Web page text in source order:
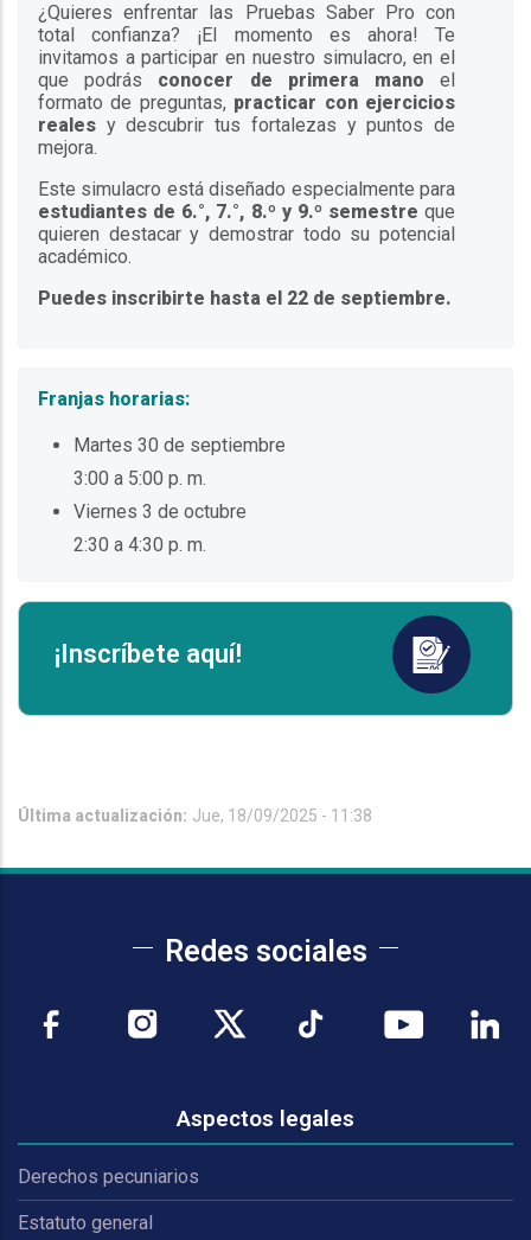
¿Quieres enfrentar las Pruebas Saber Pro con
total confianza? ¡El momento es ahora! Te
invitamos a participar en nuestro simulacro, en el
que podrás conocer de primera mano el
formato de preguntas, practicar con ejercicios
reales y descubrir tus fortalezas y puntos de
mejora.
Este simulacro está diseñado especialmente para
estudiantes de 6.°, 7.°, 8.º y 9.º semestre que
quieren destacar y demostrar todo su potencial
académico.
Puedes inscribirte hasta el 22 de septiembre.
Franjas horarias:
Martes 30 de septiembre
3:00 a 5:00 p. m.
Viernes 3 de octubre
2:30 a 4:30 p. m.
¡Inscríbete aquí!
Última actualización: Jue, 18/09/2025 - 11:38
Redes sociales
Aspectos legales
Derechos pecuniarios
Estatuto general